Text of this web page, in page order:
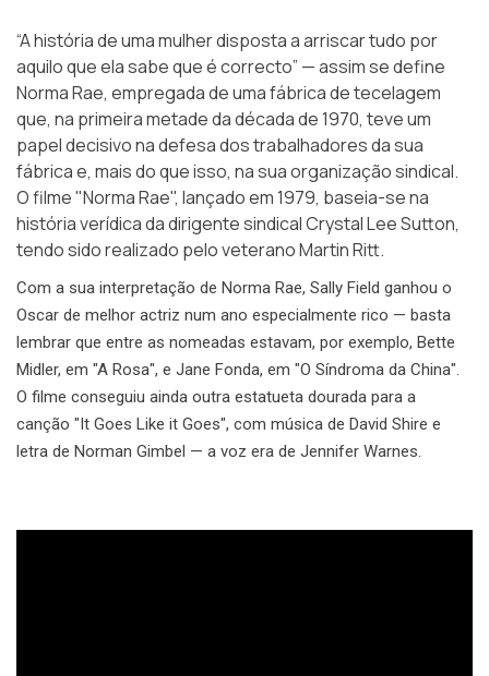
“A história de uma mulher disposta a arriscar tudo por
aquilo que ela sabe que é correcto” — assim se define
Norma Rae, empregada de uma fábrica de tecelagem
que, na primeira metade da década de 1970, teve um
papel decisivo na defesa dos trabalhadores da sua
fábrica e, mais do que isso, na sua organização sindical.
O filme "Norma Rae", lançado em 1979, baseia-se na
história verídica da dirigente sindicalCrystal Lee Sutton,
tendo sido realizado pelo veterano Martin Ritt.
Com a sua interpretação de Norma Rae, Sally Field ganhou o
Oscar de melhor actriz num ano especialmente rico — basta
lembrar que entre as nomeadas estavam, por exemplo, Bette
Midler, em "A Rosa", e Jane Fonda, em "O Síndroma da China".
O filme conseguiu ainda outra estatueta dourada para a
canção "It Goes Like it Goes", com música de David Shire e
letra de Norman Gimbel — a voz era de Jennifer Warnes.